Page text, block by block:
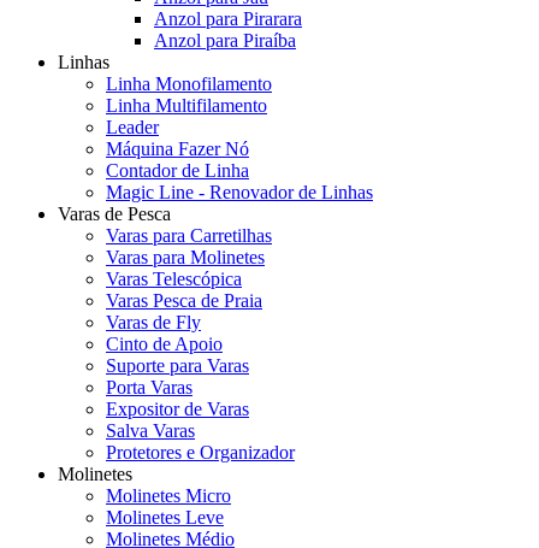
Anzol para Pirarara
Anzol para Piraíba
Linhas
Linha Monofilamento
Linha Multifilamento
Leader
Máquina Fazer Nó
Contador de Linha
Magic Line - Renovador de Linhas
Varas de Pesca
Varas para Carretilhas
Varas para Molinetes
Varas Telescópica
Varas Pesca de Praia
Varas de Fly
Cinto de Apoio
Suporte para Varas
Porta Varas
Expositor de Varas
Salva Varas
Protetores e Organizador
Molinetes
Molinetes Micro
Molinetes Leve
Molinetes Médio